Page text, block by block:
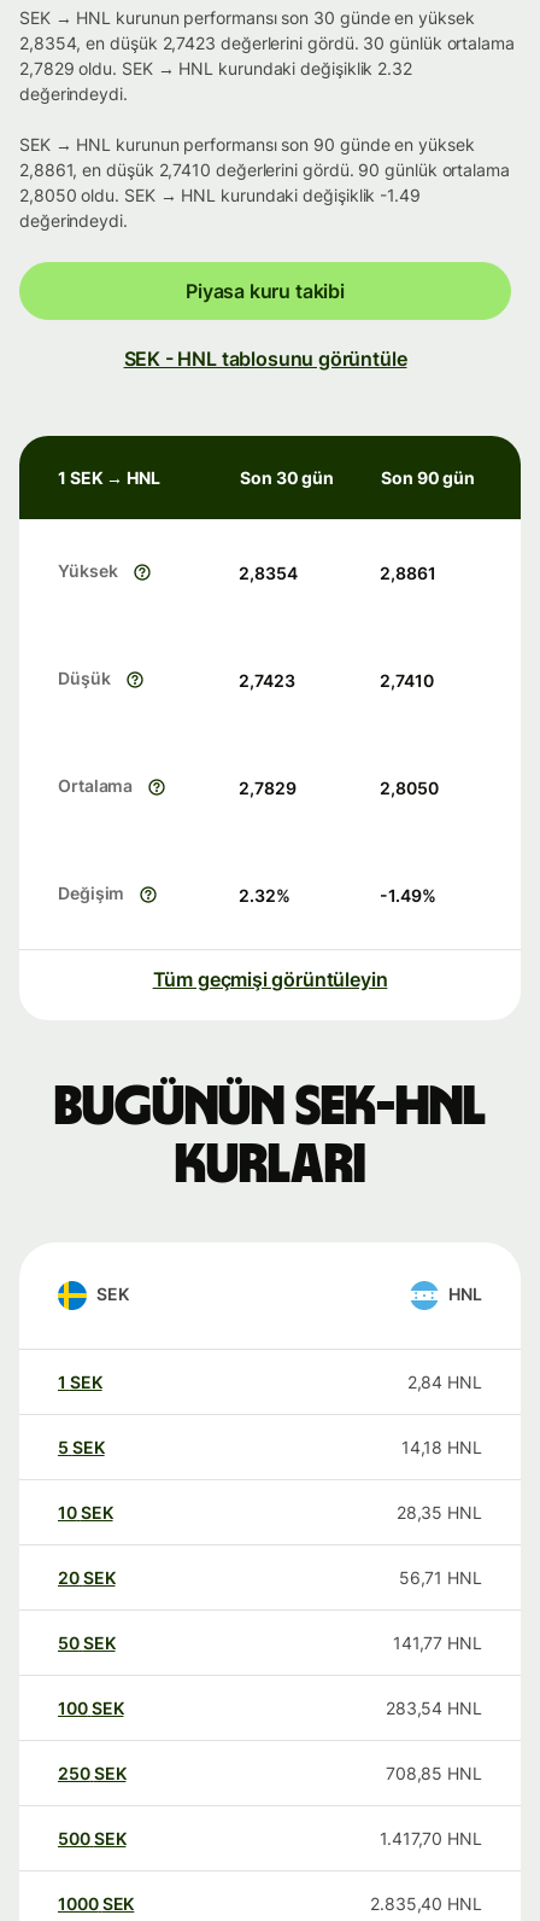
SEK → HNL kurunun performansı son 30 günde en yüksek
2,8354, en düşük 2,7423 değerlerini gördü. 30 günlük ortalama
2,7829 oldu. SEK → HNL kurundaki değişiklik 2.32
değerindeydi.
SEK → HNL kurunun performansı son 90 günde en yüksek
2,8861, en düşük 2,7410 değerlerini gördü. 90 günlük ortalama
2,8050 oldu. SEK → HNL kurundaki değişiklik -1.49
değerindeydi.
Piyasa kuru takibi
SEK - HNL tablosunu görüntüle
1 SEK → HNL Son 30 gün Son 90 gün
Yüksek 2,8354 2,8861
Düşük 2,7423 2,7410
Ortalama 2,7829 2,8050
Değişim 2.32% -1.49%
Tüm geçmişi görüntüleyin
Bugünün SEK-HNL
kurları
SEK HNL
1 SEK 2,84 HNL
5 SEK 14,18 HNL
10SEK 28,35 HNL
20SEK 56,71 HNL
50SEK 141,77 HNL
100SEK 283,54 HNL
250SEK 708,85 HNL
500SEK 1.417,70 HNL
1000SEK 2.835,40 HNL